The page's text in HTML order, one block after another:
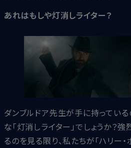
あれはもしや灯消しライター？
ダンブルドア先生が手に持ってい
な「灯消しライター」でしょうか？
るのを見る限り、私たちが「ハリー・